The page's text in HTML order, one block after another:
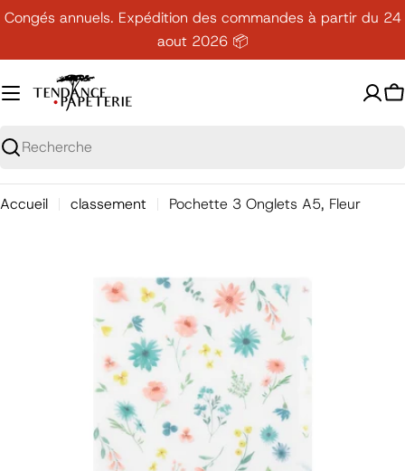
Passer
contenu
Congés annuels. Expédition des commandes à partir du 24
aout 2026 📦
Recherche
Accueil classement Pochette 3 Onglets A5, Fleur
le média 0 en mode modal